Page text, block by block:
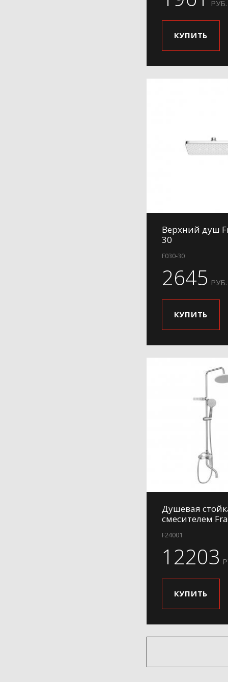
РУБ.
КУПИТЬ
Верхний душ
30
F030-30
2645 РУБ.
КУПИТЬ
Душевая
смесителем
F24001
12203
КУПИТЬ